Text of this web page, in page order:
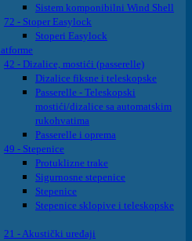
Sistem komponibilni Wind Shell
72 - Stoper Easylock
Stoperi Easylock
42 - Dizalice, mostići (passerelle)
Dizalice fiksne i teleskopske
Passerelle - Teleskopski
mostići/dizalice sa automatskim
rukohvatima
Passerelle i oprema
49 - Stepenice
Protuklizne trake
Sigurnosne stepenice
Stepenice
Stepenice sklopive i teleskopske
21 - Akustički uređaji